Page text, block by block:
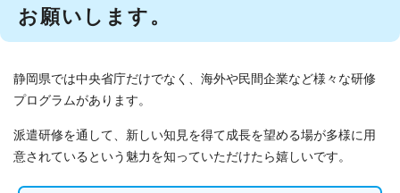
お願いします。
静岡県では中央省庁だけでなく、海外や民間企業など様々な研修
プログラムがあります。
派遣研修を通して、新しい知見を得て成長を望める場が多様に用
意されているという魅力を知っていただけたら嬉しいです。